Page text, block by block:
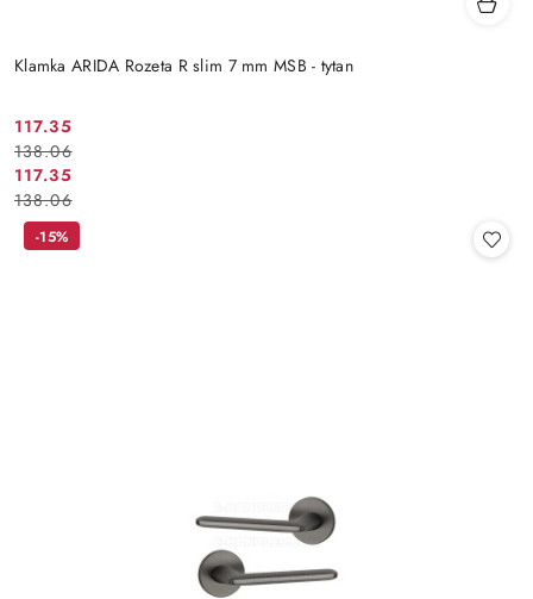
Klamka ARIDA Rozeta R slim 7 mm MSB - tytan
Cena
promocyjna:
117.35
Cena
przed
promocją:
138.06
Cena
promocyjna:
117.35
Cena
przed
promocją:
138.06
-15%